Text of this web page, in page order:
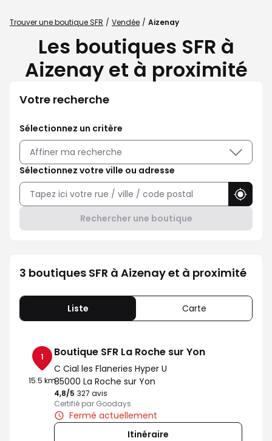
Trouver une boutique SFR Vendée Aizenay
Les boutiques SFR à
Aizenay et à proximité
Votre recherche
Sélectionnez un critère
Affiner ma recherche
Sélectionnez votre ville ou adresse
Rechercher une boutique
3 boutiques SFR à Aizenay et à proximité
Liste Carte
1
15.5 km
Boutique SFR La Roche sur Yon
C Cial les Flaneries Hyper U
85000 La Roche sur Yon
4,8/5 Note de 4.8 sur 5
327 avis
Certifié par Goodays
Fermé actuellement
Itinéraire